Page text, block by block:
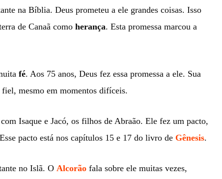
na Bíblia. Deus prometeu a ele grandes coisas. Isso
de Canaã como herança. Esta promessa marcou a
fé. Aos 75 anos, Deus fez essa promessa a ele. Sua
mesmo em momentos difíceis.
Isaque e Jacó, os filhos de Abraão. Ele fez um pacto,
pacto está nos capítulos 15 e 17 do livro de Gênesis.
no Islã. O Alcorão fala sobre ele muitas vezes,